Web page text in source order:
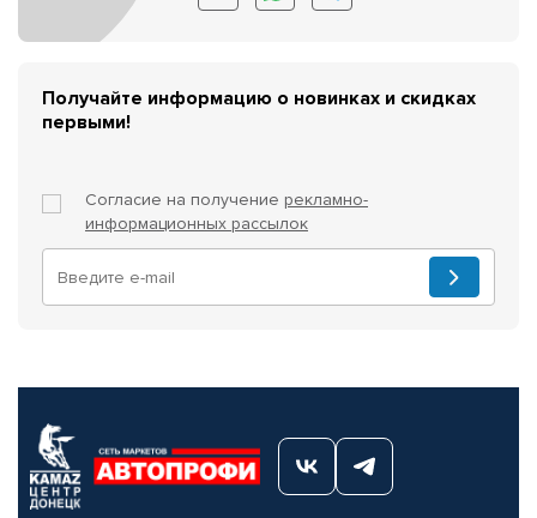
Получайте информацию о новинках и скидках
первыми!
Согласие на получение рекламно-
информационных рассылок